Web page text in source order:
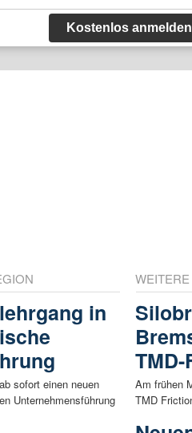
Kostenlos anmelden
in
sofort einen neuen
Unternehmensführung
Am frühen
TMD